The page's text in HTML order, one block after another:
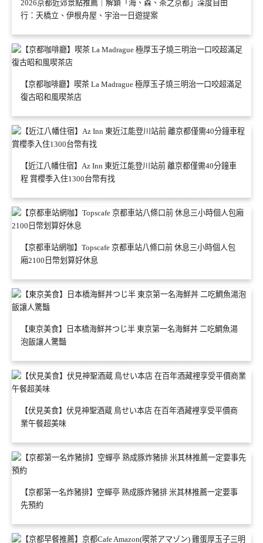
2026京都近郊景點推薦｜解鎖「海、森、茶之京都」深度自由
行：天橋立、伊根舟屋、宇治一日遊提案
【京都咖啡廳】喫茶 La Madrague 極厚玉子燒三明治一口咬超滿足
復古昭和風喫茶店
【近江八幡住宿】Az Inn 東近江能登川站前 離京都僅需40分鐘車
程 賞櫻季入住1300台幣有找
【京都車站網咖】Topscafe 京都車站八條口前 休息三小時個人包
廂2100日幣划算好休息
【東京美食】日本橋海鮮丼つじ半 東京第一名海鮮丼 二吃鯛魚湯
泡飯讓人驚豔
【伏見美食】伏見神聖酒蔵 鳥せい本店 在百年酒藏裡享受平價商
業午餐超美味
【京都第一名炸豬排】空蟬亭 熟成豚炸豬排 米其林推薦一定要事
先預約